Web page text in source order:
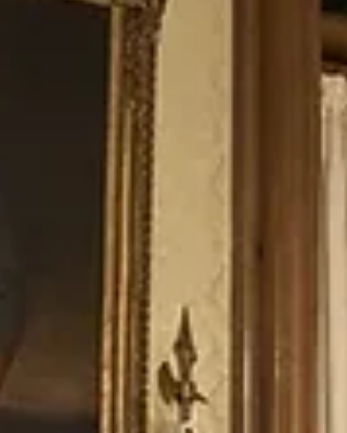
(Presidencia de la República y ministerios)
aumentó el año pasado 18% en términos
reales (por encima de la inflación),
impulsada por una mayor inversión en
infraestructura (25%). Con este incremento,
se revierte la caída registrad